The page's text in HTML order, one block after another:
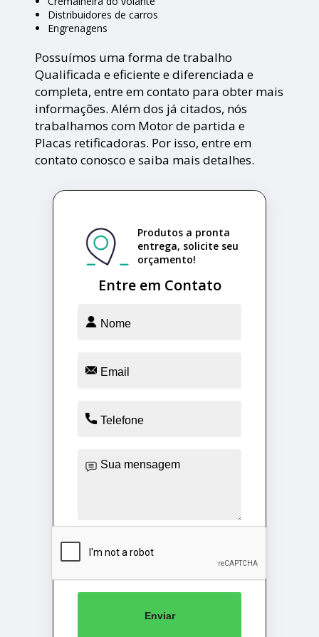
Distribuidores de carros
Engrenagens
Possuímos uma forma de trabalho
Qualificada e eficiente e diferenciada e
completa, entre em contato para obter mais
informações. Além dos já citados, nós
trabalhamos com Motor de partida e
Placas retificadoras. Por isso, entre em
contato conosco e saiba mais detalhes.
Entre em Contato
Produtos a pronta
entrega, solicite seu
orçamento!
Enviar